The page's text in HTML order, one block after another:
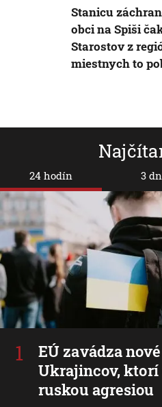
24 hodín
EÚ zavádza
Ukrajincov,
ruskou agresiou
3
Stanicu
obci na Spiši
Starostov z
miestnych to